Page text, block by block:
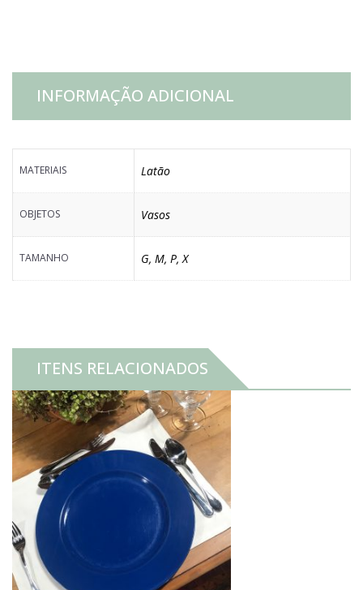
INFORMAÇÃO ADICIONAL
MATERIAIS Latão
OBJETOS Vasos
TAMANHO G, M, P,X
ITENS RELACIONADOS